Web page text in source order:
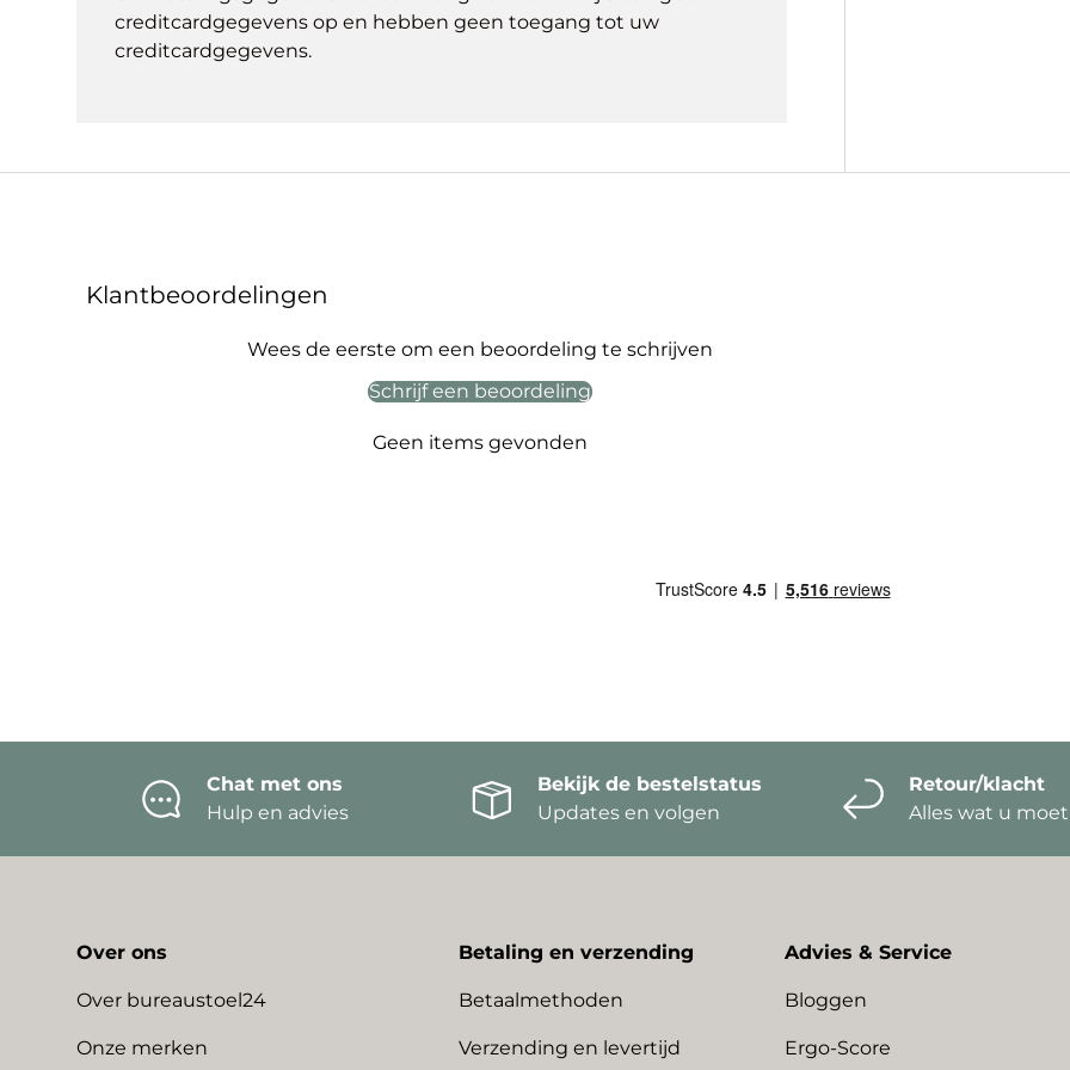
creditcardgegevens op en hebben geen toegang tot uw
creditcardgegevens.
Klantbeoordelingen
Wees de eerste om een beoordeling te schrijven
Schrijf een beoordeling
Geen items gevonden
Chat met ons
Hulp en advies
Bekijk de bestelstatus
Updates en volgen
Retour/klacht
Alles wat u
Over ons
Over bureaustoel24
Onze merken
Betaling en verzending
Betaalmethoden
Verzending en levertijd
Advies & Service
Bloggen
Ergo-Score